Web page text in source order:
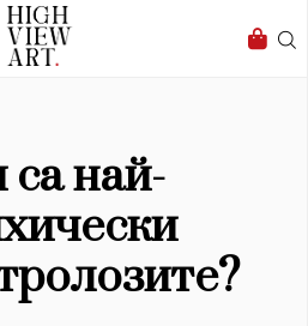
най-